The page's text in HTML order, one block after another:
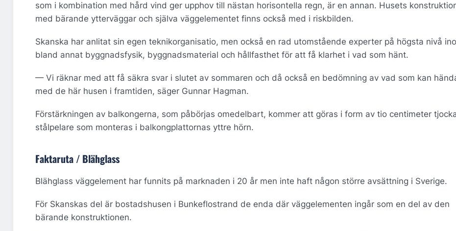
som i kombination med hård vind ger upphov till nästan horisontella regn, är en annan. Husets
med bärande ytterväggar och själva väggelementet finns också med i riskbilden.
Skanska har anlitat sin egen teknikorganisatio, men också en rad utomstående experter på högsta nivå
bland annat byggnadsfysik, byggnadsmaterial och hållfasthet för att få klarhet i vad som hänt.
— Vi räknar med att få säkra svar i slutet av sommaren och då också en bedömning av vad som kan
med de här husen i framtiden, säger Gunnar Hagman.
Förstärkningen av balkongerna, som påbörjas omedelbart, kommer att göras i form av tio centimeter
stålpelare som monteras i balkongplattornas yttre hörn.
Faktaruta / Blähglass
Blähglass väggelement har funnits på marknaden i 20 år men inte haft någon större avsättning i Sverige.
För Skanskas del är bostadshusen i Bunkeflostrand de enda där väggelementen ingår som en del av den
bärande konstruktionen.